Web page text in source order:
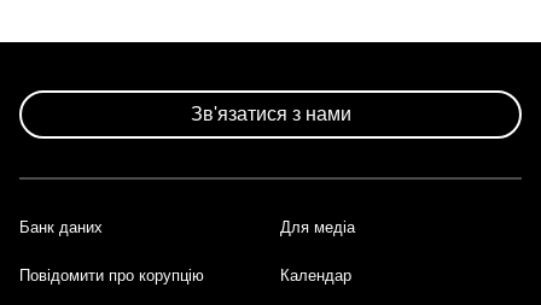
Зв'язатися з нами
Footer
Банк даних Для медіа
Повідомити про корупцію Календар